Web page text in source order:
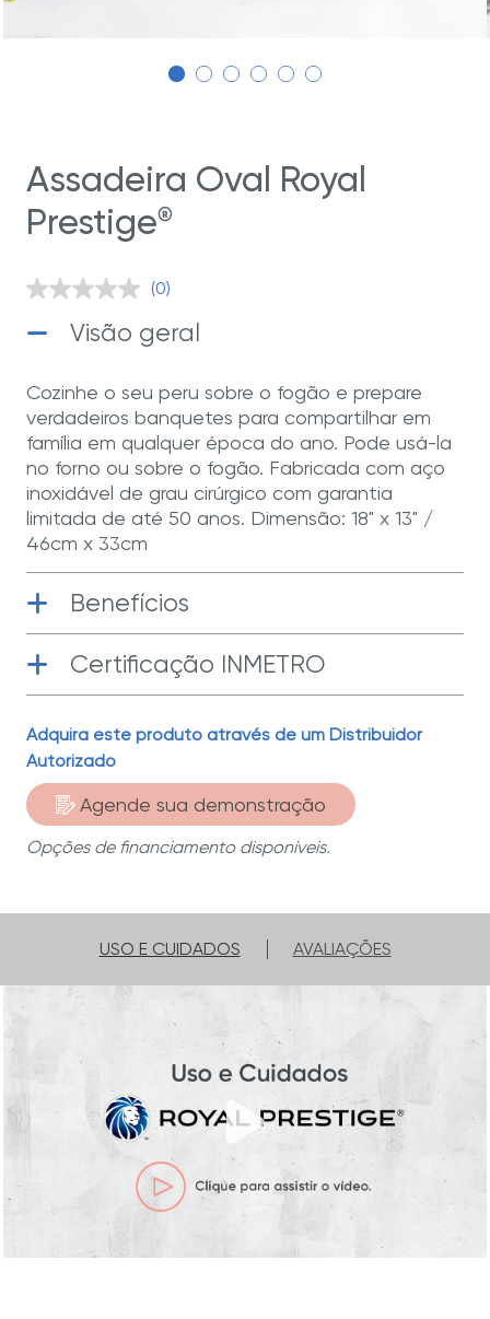
Assadeira Oval Royal
Prestige®
Sem
classificatório.
Link
na
mesma
página.
(0)
Visão geral
Cozinhe o seu peru sobre o fogão e prepare
verdadeiros banquetes para compartilhar em
família em qualquer época do ano. Pode usá-la
no forno ou sobre o fogão. Fabricada com aço
inoxidável de grau cirúrgico com garantia
limitada de até 50 anos. Dimensão: 18" x 13" /
46cm x 33cm
Benefícios
Aço Inoxidável de Grau Cirúrgico
Fabricada com aço inoxidável de grau
esquentam ao cozinhar no fogão
Aptas Para o Forno
| As alças resistem a
temperaturas de até 400ºF/204ºC
deliciosas para compartilhar com quem
Certificação INMETRO
Adquira este produto através de um Distribuidor
Autorizado
Agende sua demonstração
Opções de financiamento disponíveis.
USO E CUIDADOS AVALIAÇÕES